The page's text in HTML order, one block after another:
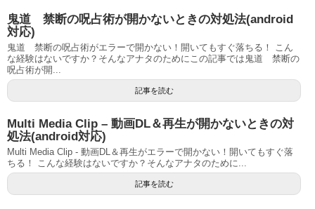
鬼道 禁断の呪占術が開かないときの対処法(android
対応)
鬼道 禁断の呪占術がエラーで開かない！開いてもすぐ落ちる！ こん
な経験はないですか？そんなアナタのためにこの記事では鬼道 禁断の
呪占術が開...
記事を読む
Multi Media Clip – 動画DL＆再生が開かないときの対
処法(android対応)
Multi Media Clip - 動画DL＆再生がエラーで開かない！開いてもすぐ落
ちる！ こんな経験はないですか？そんなアナタのために...
記事を読む